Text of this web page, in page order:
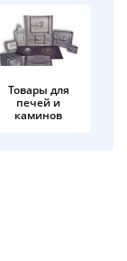
Товары для
печей и
каминов